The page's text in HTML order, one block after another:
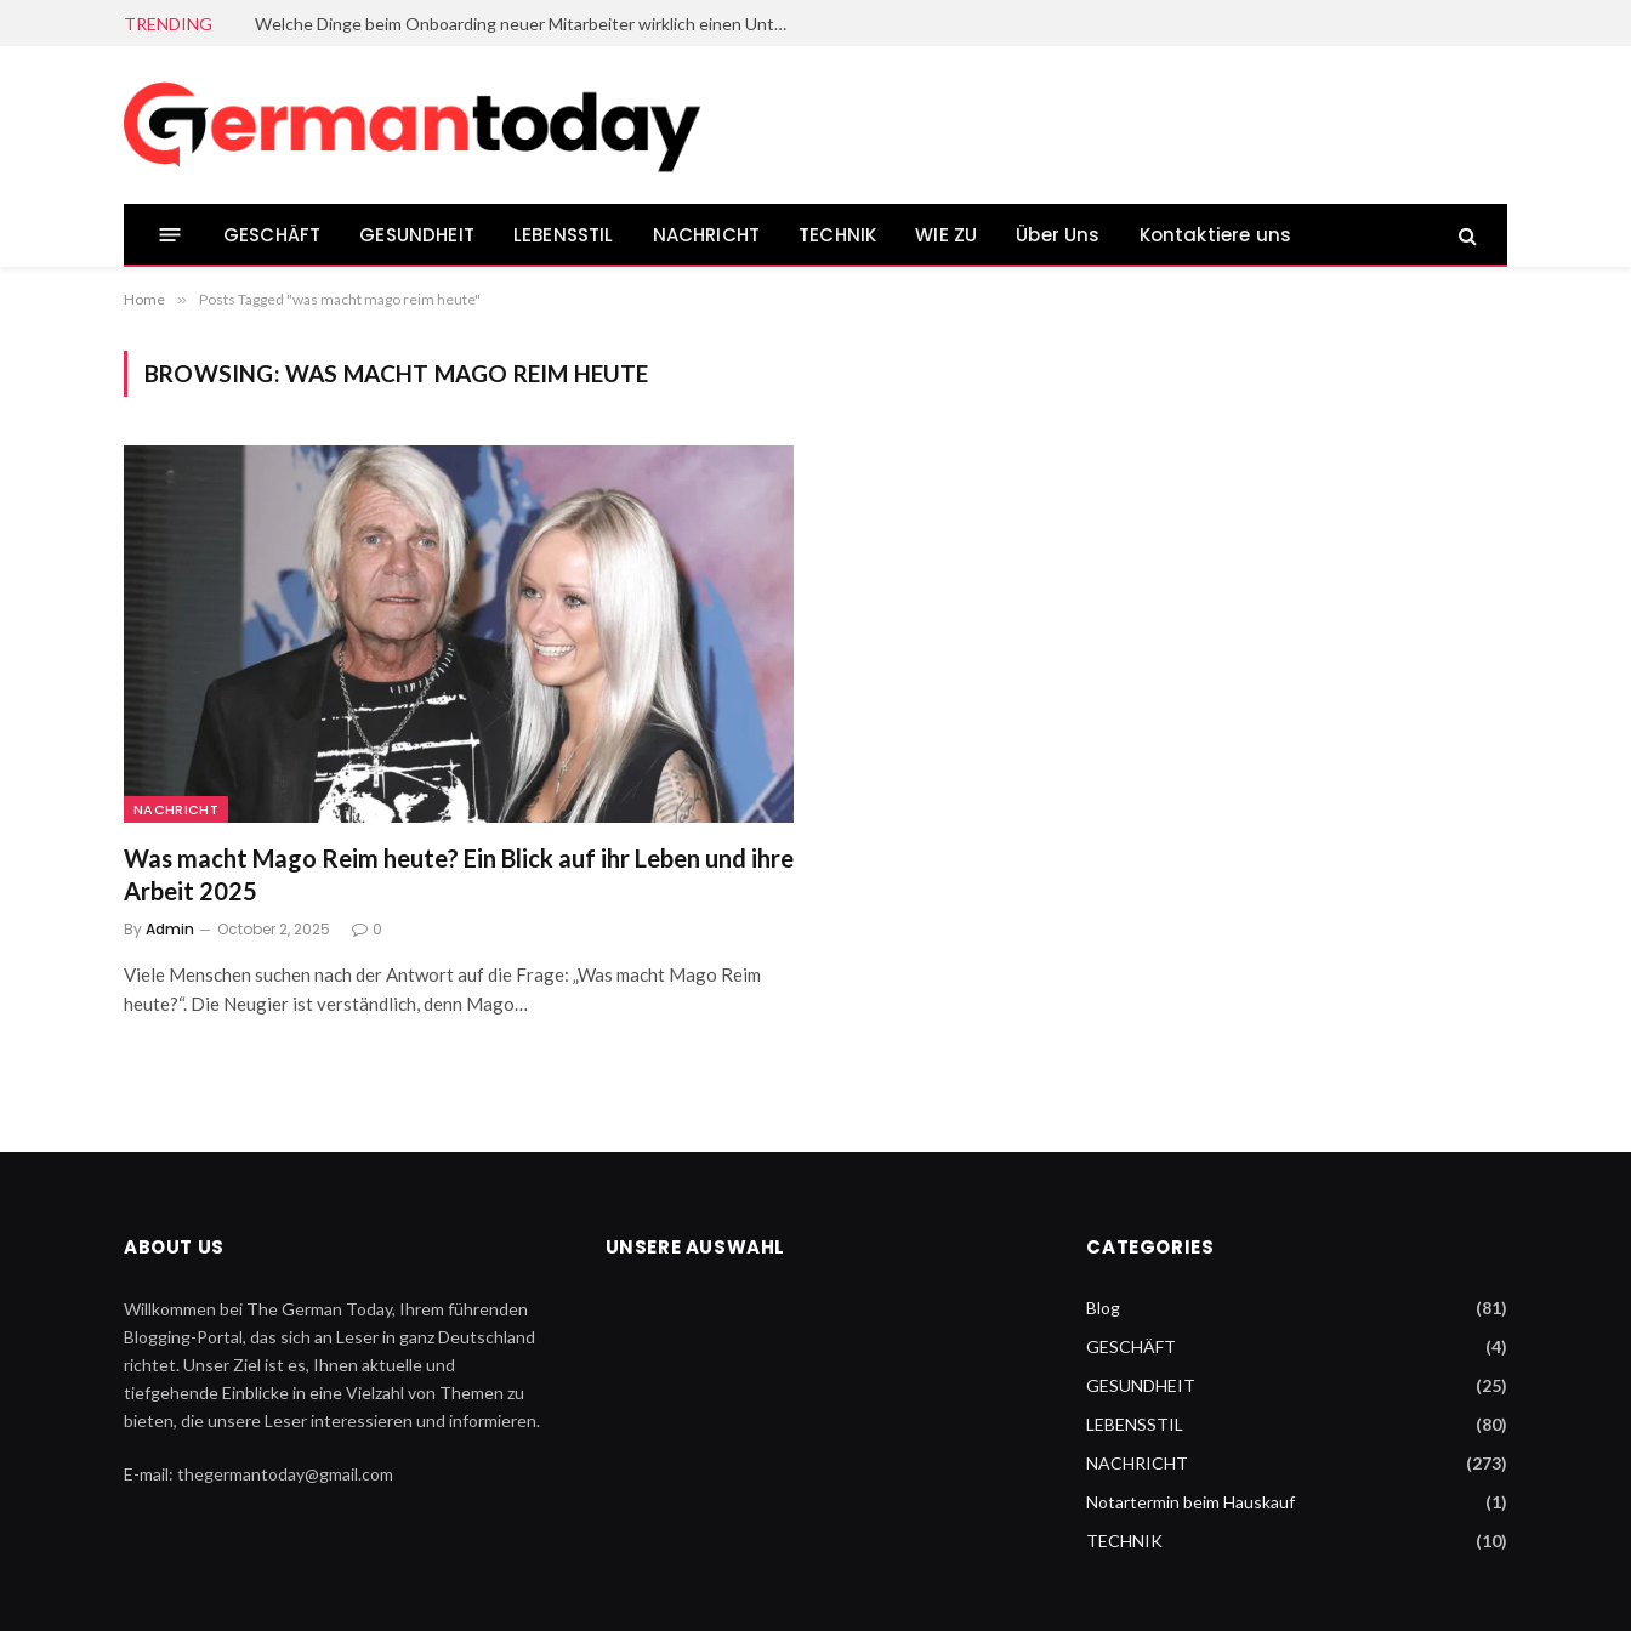
TRENDING Welche Dinge beim Onboarding neuer Mitarbeiter wirklich einen Unterschied bewirken
GESCHÄFT GESUNDHEIT LEBENSSTIL NACHRICHT TECHNIK WIE ZU Über Uns Kontaktiere uns
Home » Posts Tagged "was macht mago reim heute"
BROWSING: WAS MACHT MAGO REIM HEUTE
NACHRICHT
Was macht Mago Reim heute? Ein Blick auf ihr Leben und ihre
Arbeit 2025
ByAdmin October 2, 2025 0
Viele Menschen suchen nach der Antwort auf die Frage: „Was macht Mago Reim
heute?“. Die Neugier ist verständlich, denn Mago…
ABOUT US
Willkommen bei The German Today, Ihrem führenden
Blogging-Portal, das sich an Leser in ganz Deutschland
richtet. Unser Ziel ist es, Ihnen aktuelle und
tiefgehende Einblicke in eine Vielzahl von Themen zu
bieten, die unsere Leser interessieren und informieren.
E-mail: thegermantoday@gmail.com
UNSERE AUSWAHL CATEGORIES
Blog
(81)
GESCHÄFT
(4)
GESUNDHEIT
(25)
LEBENSSTIL
(80)
NACHRICHT
(273)
Notartermin beim Hauskauf
(1)
TECHNIK
(10)